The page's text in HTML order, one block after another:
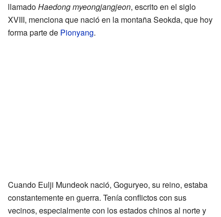
llamadoHaedong myeongjangjeon, escrito en el siglo
XVIII, menciona que nació en la montaña Seokda, que hoy
forma parte de Pionyang.
Cuando Eulji Mundeok nació, Goguryeo, su reino, estaba
constantemente en guerra. Tenía conflictos con sus
vecinos, especialmente con los estados chinos al norte y